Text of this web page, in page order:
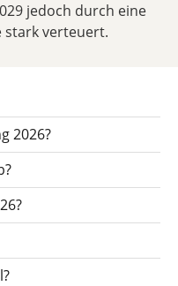
jedoch durch eine
stark verteuert.
2026?